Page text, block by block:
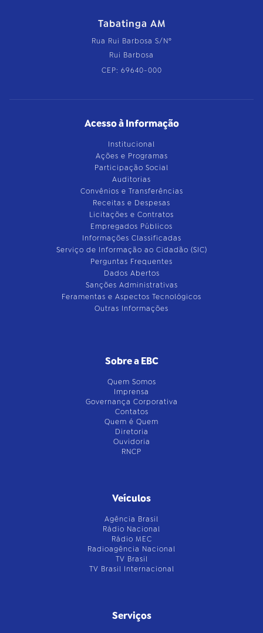
Tabatinga AM
Rua Rui Barbosa S/Nº
Rui Barbosa
CEP: 69640-000
Acesso à Informação
Institucional
Ações e Programas
Participação Social
Auditorias
Convênios e Transferências
Receitas e Despesas
Licitações e Contratos
Empregados Públicos
Informações Classificadas
Serviço de Informação ao Cidadão (SIC)
Perguntas Frequentes
Dados Abertos
Sanções Administrativas
Feramentas e Aspectos Tecnológicos
Outras Informações
Sobre a EBC
Quem Somos
Imprensa
Governança Corporativa
Contatos
Quem é Quem
Diretoria
Ouvidoria
RNCP
Veículos
Agência Brasil
Rádio Nacional
Rádio MEC
Radioagência Nacional
TV Brasil
TV Brasil Internacional
Serviços